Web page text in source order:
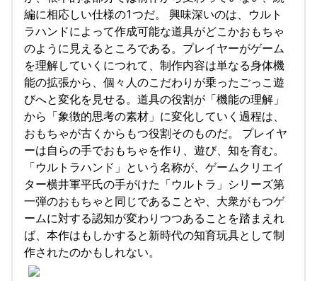
編に相応しい仕様の1つだ。 興味深いのは、ウルト
ラハンドによって作成可能な道具がどこかおもちゃ
のように見えるところである。プレイヤーがゲーム
を理解していくにつれて、制作内容は単なる身体機
能の拡張から、個々人のこだわりが乗ったごっこ遊
びへと変化を見せる。道具の役割が「機能の理解」
から「象徴的思考の素材」に変化していく過程は、
おもちゃが古くからもつ役割そのものだ。 プレイヤ
ーは自らの手でおもちゃを作り、遊び、知を育む。
「ウルトラハンド」という名称が、ゲームクリエイ
ター横井軍平氏の手がけた「ウルトラ」シリーズ第
一弾のおもちゃと同じであることや、大衆がもつゲ
ームに対する認知が変わりつつあることを踏まえれ
ば、本作はもしかすると新時代の知育玩具として制
作されたのかもしれない。